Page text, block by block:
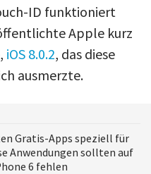
ID funktioniert
Apple kurz
iOS 8.0.2, das diese
ausmerzte.
Gratis-Apps speziell für
Anwendungen sollten auf
6 fehlen